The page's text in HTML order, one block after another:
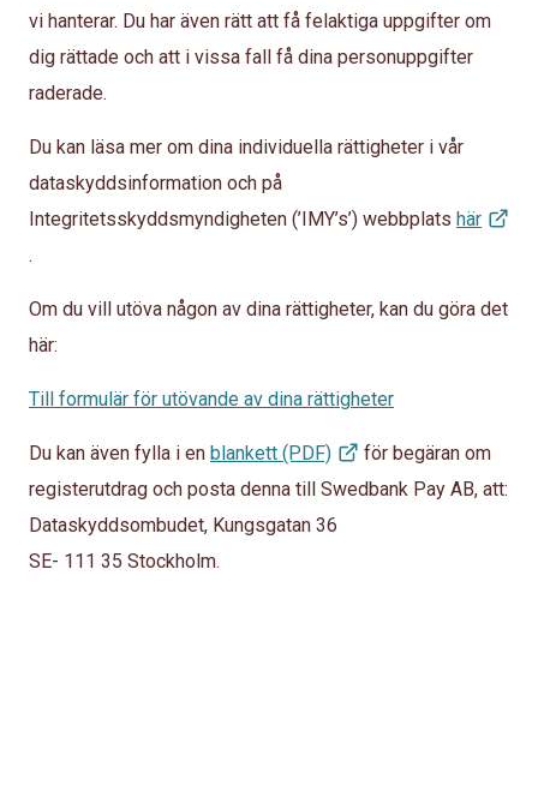
vi hanterar. Du har även rätt att få felaktiga uppgifter om
dig rättade och att i vissa fall få dina personuppgifter
raderade.
Du kan läsa mer om dina individuella rättigheter i vår
dataskyddsinformation och på
Integritetsskyddsmyndigheten (’IMY’s’) webbplats här
.
Om du vill utöva någon av dina rättigheter, kan du göra det
här:
Till formulär för utövande av dina rättigheter
Du kan även fylla i en blankett (PDF)
för begäran om
registerutdrag och posta denna till Swedbank Pay AB, att:
Dataskyddsombudet, Kungsgatan 36
SE- 111 35 Stockholm.